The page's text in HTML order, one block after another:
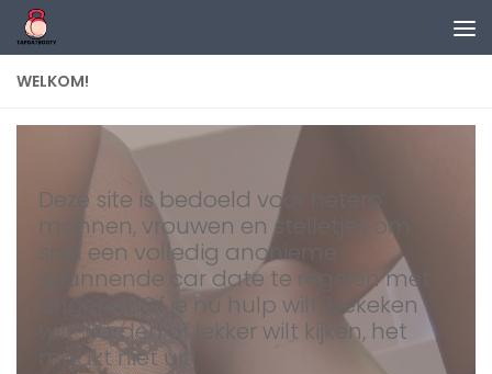
Doorgaan naar inhoud
WELKOM!
Deze site is bedoeld voor hetero
mannen, vrouwen en stelletjes om
snel een volledig anonieme
spannende car date te regelen met
anderen. Of je nu hulp wilt, bekeken
wilt worden of lekker wilt kijken, het
maakt niet uit!